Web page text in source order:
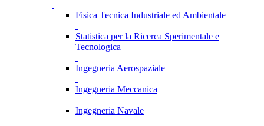
Fisica Tecnica Industriale ed Ambientale
Statistica per la Ricerca Sperimentale e
Tecnologica
Ingegneria Aerospaziale
Ingegneria Meccanica
Ingegneria Navale